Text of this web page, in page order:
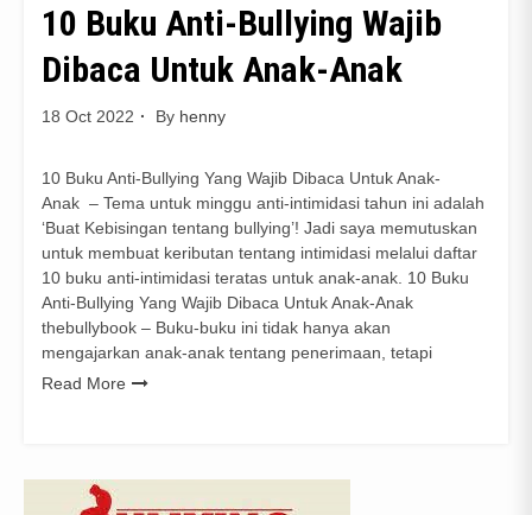
10 Buku Anti-Bullying Wajib
Dibaca Untuk Anak-Anak
18 Oct 2022 By henny
10 Buku Anti-Bullying Yang Wajib Dibaca Untuk Anak-
Anak – Tema untuk minggu anti-intimidasi tahun ini adalah
‘Buat Kebisingan tentang bullying’! Jadi saya memutuskan
untuk membuat keributan tentang intimidasi melalui daftar
10 buku anti-intimidasi teratas untuk anak-anak. 10 Buku
Anti-Bullying Yang Wajib Dibaca Untuk Anak-Anak
thebullybook – Buku-buku ini tidak hanya akan
mengajarkan anak-anak tentang penerimaan, tetapi
Read More